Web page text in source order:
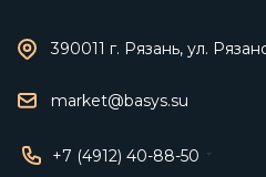
390011 г. Рязань, ул.
market@basys.su
+7 (4912) 40-88-50